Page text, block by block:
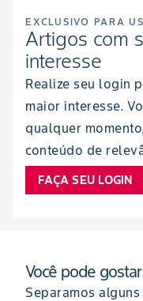
EXCLUSIVO PARA
Artigos com
interesse
Realize seu login
maior interesse.
qualquer
conteúdo de
FAÇA SEU LOGIN
Você pode gostar
Separamos